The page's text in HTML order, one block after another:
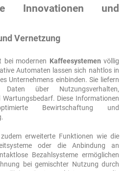
Innovationen und
Vernetzung
bei modernen Kaffeesystemen völlig
Automaten lassen sich nahtlos in
Unternehmens einbinden. Sie liefern
über Nutzungsverhalten,
Diese Informationen
Bewirtschaftung und
erweiterte Funktionen wie die
oder die Anbindung an
Bezahlsysteme ermöglichen
bei gemischter Nutzung durch